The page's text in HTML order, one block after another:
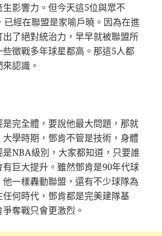
影響力。但今天這5位與眾不
已經在聯盟是家喻戶曉。因為在進
出了絕對統治力，早早就被聯盟所
徵戰多年球星都高。那這5人都
認識。
完全體，要說他最大問題，那就
學時期，鄧肯不管是技術，身體
NBA級別，大家都知道，只要誰
巨大提升。雖然鄧肯是90年代球
一樣轟動聯盟，還有不少球隊為
何時代，鄧肯都是完美建隊基
奪戰只會更激烈。